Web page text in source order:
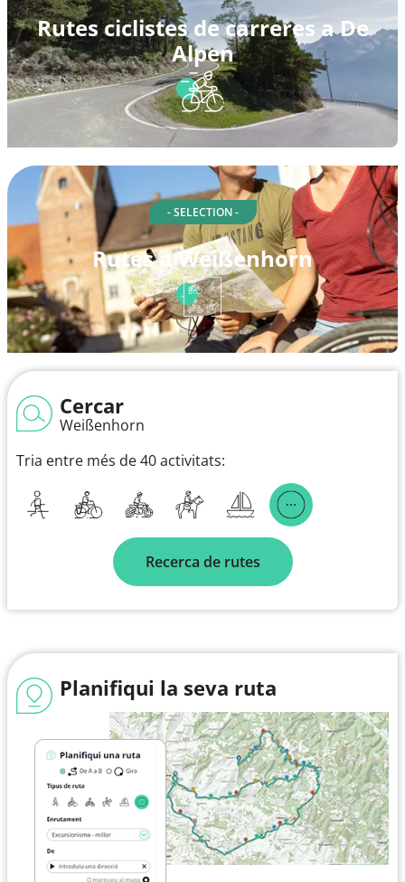
Rutes ciclistes de carreres a De
Alpen
- SELECTION -
Rutes a Weißenhorn
Cercar
Weißenhorn
Tria entre més de 40 activitats:
Recerca de rutes
Planifiqui la seva ruta